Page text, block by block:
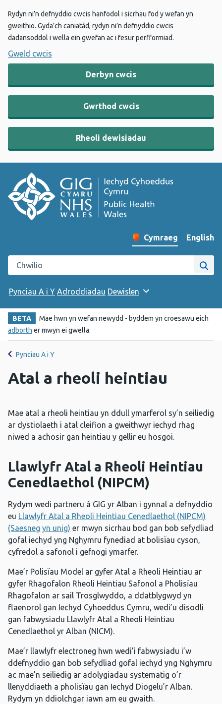
Rydyn ni’n defnyddio cwcis hanfodol i sicrhau fod y wefan yn
gweithio. Gyda’ch caniatâd, rydyn ni’n defnyddio cwcis
dadansoddol i wella ein gwefan ac i fesur perfformiad.
Gweld cwcis
Derbyn cwcis
Gwrthod cwcis
Rheoli dewisiadau
Newid iaith y wefan
Cymraeg English
–
Chwilio gwefan Iechyd Cyhoeddus Cymru
Pynciau A i Y Adroddiadau Dewislen
BETA
Mae hwn yn wefan newydd - byddem yn croesawu eich
adborth er mwyn ei gwella.
Pynciau A i Y
Atal a rheoli heintiau
Mae atal a rheoli heintiau yn ddull ymarferol sy’n seiliedig
ar dystiolaeth i atal cleifion a gweithwyr iechyd rhag
niwed a achosir gan heintiau y gellir eu hosgoi.
Llawlyfr Atal a Rheoli Heintiau
Cenedlaethol (NIPCM)
Rydym wedi partneru â GIG yr Alban i gynnal a defnyddio
eu Llawlyfr Atal a Rheoli Heintiau Cenedlaethol (NIPCM)
(Saesneg yn unig) er mwyn sicrhau bod gan bob sefydliad
gofal iechyd yng Nghymru fynediad at bolisïau cyson,
cyfredol a safonol i gefnogi ymarfer.
Mae’r Polisïau Model ar gyfer Atal a Rheoli Heintiau ar
gyfer Rhagofalon Rheoli Heintiau Safonol a Pholisïau
Rhagofalon ar sail Trosglwyddo, a ddatblygwyd yn
flaenorol gan Iechyd Cyhoeddus Cymru, wedi’u disodli
gan fabwysiadu Llawlyfr Atal a Rheoli Heintiau
Cenedlaethol yr Alban (NICM).
Mae’r llawlyfr electroneg hwn wedi’i fabwysiadu i’w
ddefnyddio gan bob sefydliad gofal iechyd yng Nghymru
ac mae’n seiliedig ar adolygiadau systematig o’r
llenyddiaeth a pholisïau gan Iechyd Diogelu’r Alban.
Rydym yn ddiolchgar iawn am eu gwaith.